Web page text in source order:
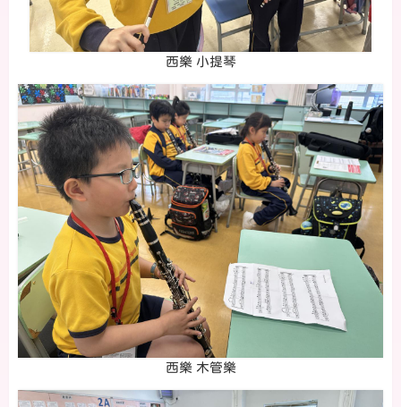
西樂 小提琴
西樂 木管樂